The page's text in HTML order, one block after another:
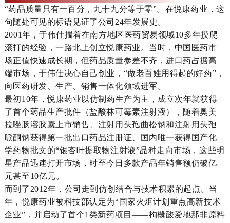
“药品质量只有一百分，九十九分等于零”。在悦康药业，这
句随处可见的标语见证了公司24年发展史。
2001年，于伟仕揣着在南方地区医药贸易领域10多年摸爬
滚打的经验，一路北上创立悦康药业。当时，中国医药市
场正值快速成长期，但药品质量参差不齐，进口药占据高
端市场，于伟仕决心自己创业，“做老百姓用得起的好药”，
向医药研发、生产、销售一体化领域进军。
最初10年，悦康药业以仿制药生产为主，成立次年就获得
了首个药品生产批件（盐酸林可霉素注射液），随着奥美
拉唑肠溶胶囊上市销售、注射用头孢曲松钠和注射用头孢
哌酮钠获得第一批出口药品注册证、国内唯一获得国产化
学药物批文的“银杏叶提取物注射液”品种走向市场，这些明
星产品迅速打开市场，时至今日多款产品年销售额仍破亿
元甚至10亿元。
而到了2012年，公司走到仿创结合与技术积累的起点。当
年，悦康药业被科技部认定为“国家火炬计划重点高新技术
企业”，并启动了首个1类新药项目——枸橼酸爱地那非原料